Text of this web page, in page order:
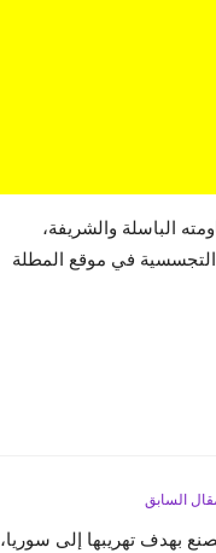
الباسلة ‌‏‌‏‌‌‌‏والشريفة،
من بعد ظهر يوم الخميس 04-07-2024، ‏التجهيزات التجسسية في موقع المطلة
السابق
بهدف تهريبها إلى سوريا،